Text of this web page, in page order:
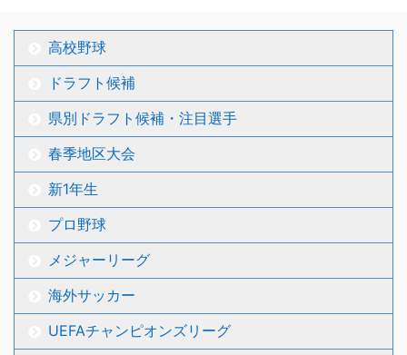
高校野球
ドラフト候補
県別ドラフト候補・注目選手
春季地区大会
新1年生
プロ野球
メジャーリーグ
海外サッカー
UEFAチャンピオンズリーグ